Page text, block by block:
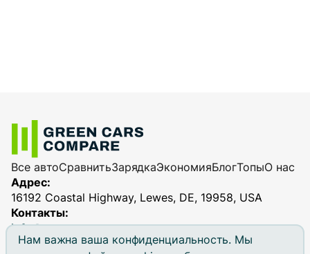
Нам важна ваша конфиденциальность. Мы
Все автоСравнитьЗарядкаЭкономияБлогТопыО нас
Адрес:
16192 Coastal Highway, Lewes, DE, 19958, USA
Контакты:
info@greencarscompare.com